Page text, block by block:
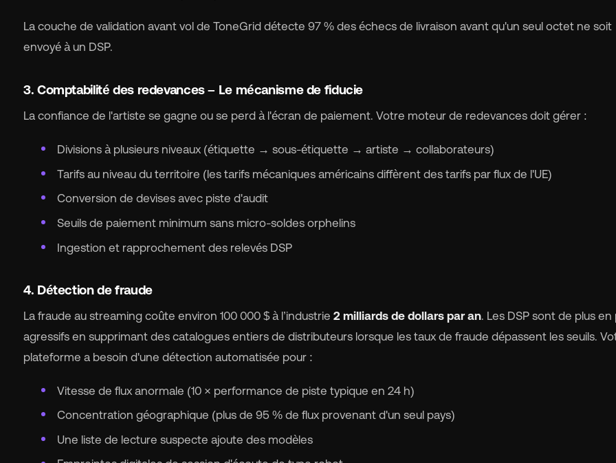
La couche de validation avant vol de ToneGrid détecte 97 % des échecs de livraison avant qu'un seul octet ne soit
envoyé à un DSP.
3. Comptabilité des redevances – Le mécanisme de fiducie
La confiance de l'artiste se gagne ou se perd à l'écran de paiement. Votre moteur de redevances doit gérer :
Divisions à plusieurs niveaux (étiquette → sous-étiquette → artiste → collaborateurs)
Tarifs au niveau du territoire (les tarifs mécaniques américains diffèrent des tarifs par flux de l'UE)
Conversion de devises avec piste d'audit
Seuils de paiement minimum sans micro-soldes orphelins
Ingestion et rapprochement des relevés DSP
4. Détection de fraude
La fraude au streaming coûte environ 100 000 $ à l’industrie 2 milliards de dollars par an. Les DSP sont de plus en
agressifs en supprimant des catalogues entiers de distributeurs lorsque les taux de fraude dépassent les seuils.
plateforme a besoin d'une détection automatisée pour :
Vitesse de flux anormale (10 × performance de piste typique en 24 h)
Concentration géographique (plus de 95 % de flux provenant d'un seul pays)
Une liste de lecture suspecte ajoute des modèles